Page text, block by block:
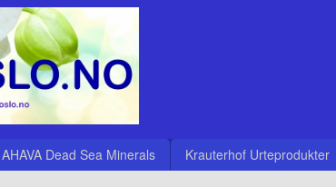
AHAVA Dead Sea Minerals Krauterhof Urteprodukter